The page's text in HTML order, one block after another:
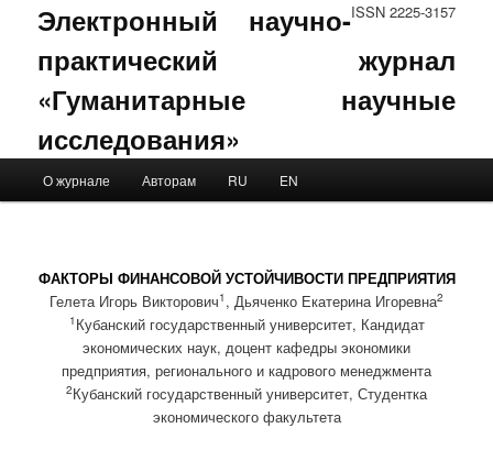
ISSN 2225-3157
Электронный научно-
практический журнал
«Гуманитарные научные
исследования»
Skip to primary content
Skip to secondary content
О журнале Авторам RU EN
ФАКТОРЫ ФИНАНСОВОЙ УСТОЙЧИВОСТИ ПРЕДПРИЯТИЯ
Гелета Игорь Викторович1 , Дьяченко Екатерина Игоревна2
1 Кубанский государственный университет, Кандидат
экономических наук, доцент кафедры экономики
предприятия, регионального и кадрового менеджмента
2Кубанский государственный университет, Студентка
экономического факультета